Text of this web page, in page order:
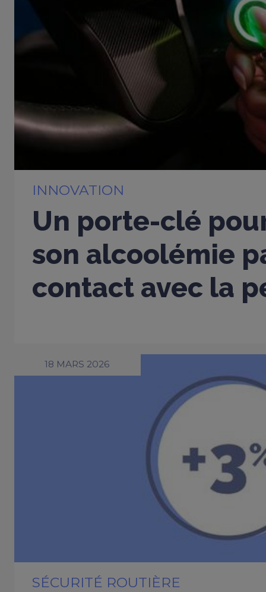
INNOVATION
Un porte-clé
son alcoolémie
contact avec la
18 MARS 2026
SÉCURITÉ ROUTIÈRE